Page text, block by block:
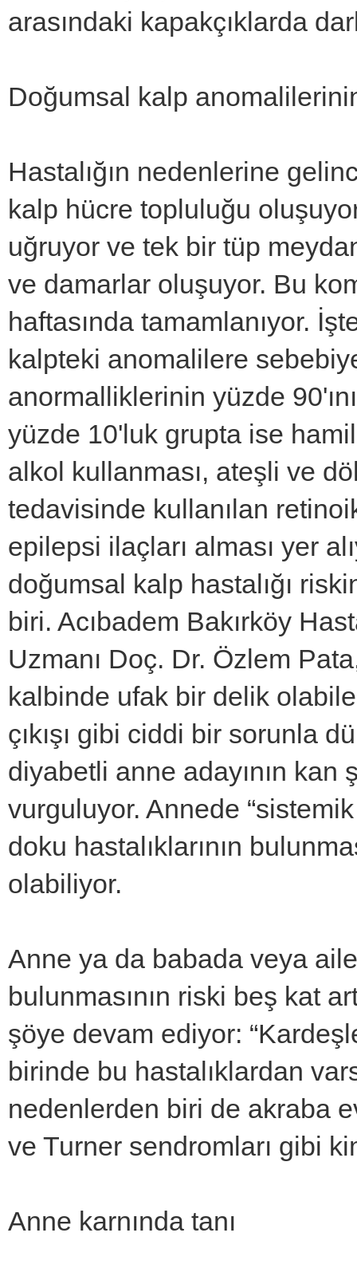
arasındaki kapakçıklarda
Doğumsal kalp
Hastalığın nedenlerine
kalp hücre topluluğu
uğruyor ve tek bir tüp
ve damarlar oluşuyor. Bu
haftasında tamamlanıyor.
kalpteki anomalilere
anormalliklerinin yüzde
yüzde 10'luk grupta ise
alkol kullanması, ateşli ve
tedavisinde kullanılan
epilepsi ilaçları alması yer
doğumsal kalp hastalığı
biri. Acıbadem Bakırköy
Uzmanı Doç. Dr. Özlem
kalbinde ufak bir delik
çıkışı gibi ciddi bir sorunla
diyabetli anne adayının
vurguluyor. Annede
doku hastalıklarının
olabiliyor.
Anne ya da babada veya
bulunmasının riski beş kat
şöye devam ediyor:
birinde bu hastalıklardan
nedenlerden biri de akraba
ve Turner sendromları gibi
Anne karnında tanı